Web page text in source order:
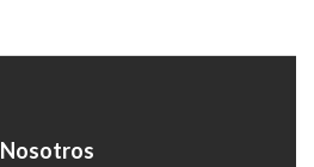
Nosotros